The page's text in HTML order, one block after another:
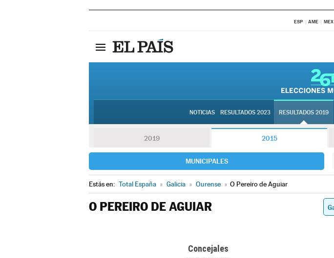
ESP AME MEX
NOTICIAS RESULTADOS 2023 RESULTADOS 2019
2019 2015
MUNICIPALES
Estás en: Total España » Galicia » Ourense » O Pereiro de Aguiar
O PEREIRO DE AGUIAR
Concejales